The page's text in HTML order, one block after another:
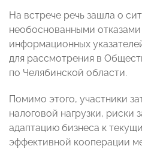
На встрече речь зашла о
необоснованными
информационных
для рассмотрения в
по Челябинской области.
Помимо этого, участники
налоговой нагрузки, риски
адаптацию бизнеса к
эффективной кооперации